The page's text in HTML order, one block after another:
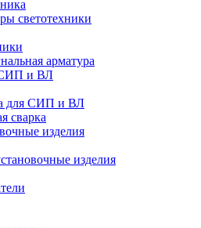
светотехники
арматура
СИП и ВЛ
для СИП и ВЛ
сварка
изделия
изделия